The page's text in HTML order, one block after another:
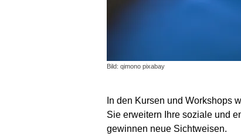
Bild: qimono pixabay
In den Kursen und Workshops
Sie erweitern Ihre soziale und
gewinnen neue Sichtweisen.